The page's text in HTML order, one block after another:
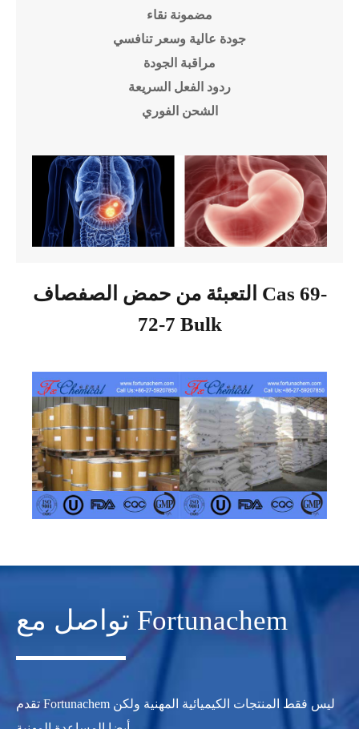
مضمونة نقاء
جودة عالية وسعر تنافسي
مراقبة الجودة
ردود الفعل السريعة
الشحن الفوري
التعبئة من حمض الصفصاف Cas 69-
72-7 Bulk
تواصل مع Fortunachem
تقدم Fortunachem ليس فقط المنتجات الكيميائية المهنية ولكن